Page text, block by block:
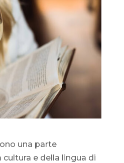
una parte
e della lingua di